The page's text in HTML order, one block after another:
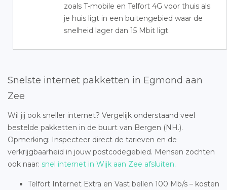
zoals T-mobile en Telfort 4G voor thuis als
je huis ligt in een buitengebied waar de
snelheid lager dan 15 Mbit ligt.
Snelste internet pakketten in Egmond aan
Zee
Wil jij ook sneller internet? Vergelijk onderstaand veel
bestelde pakketten in de buurt van Bergen (NH.).
Opmerking: Inspecteer direct de tarieven en de
verkrijgbaarheid in jouw postcodegebied. Mensen zochten
ook naar: snel internet in Wijk aan Zee afsluiten.
Telfort Internet Extra en Vast bellen 100 Mb/s – kosten